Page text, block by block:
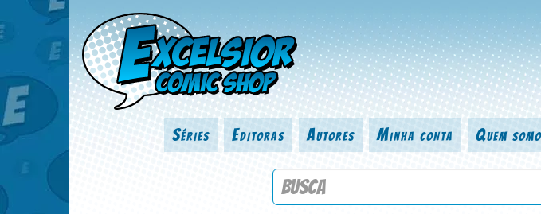
Séries Editoras Autores Minha conta Quem
Procure por título da revista, personagem,